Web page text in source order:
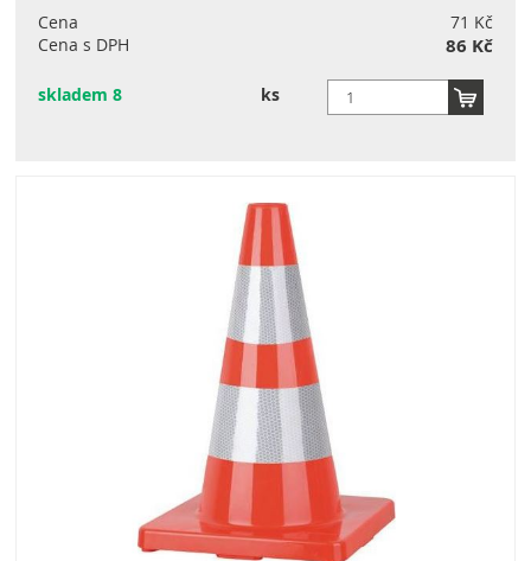
Cena
71 Kč
Cena s DPH
86 Kč
skladem 8 ks